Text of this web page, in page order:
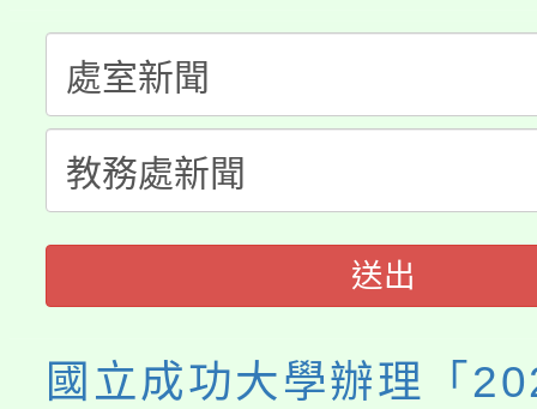
半價優惠，詳情可洽有
者。
份教師增能研習
大溪自造教育及科技中
份教師研習
淨零綠生活教案入校路
會
115年食農教育專業人
程
送出
國立成功大學辦理「